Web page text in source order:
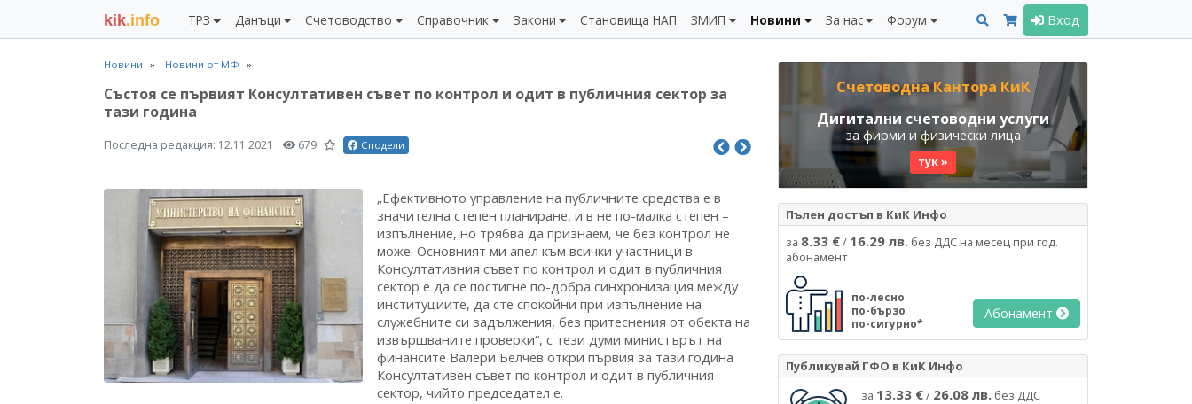
kik.info ТРЗ Данъци Счетоводство Справочник Закони Становища НАП ЗМИП Новини За нас Форум Вход
Новини Новини от МФ
Състоя се първият Консултативен съвет по контрол и одит в публичния сектор за
тази година
Последна редакция: 12.11.2021 679 Сподели
„Ефективното управление на публичните средства е в
значителна степен планиране, и в не по-малка степен –
изпълнение, но трябва да признаем, че без контрол не
може. Основният ми апел към всички участници в
Консултативния съвет по контрол и одит в публичния
сектор е да се постигне по-добра синхронизация между
институциите, да сте спокойни при изпълнение на
служебните си задължения, без притеснения от обекта на
извършваните проверки“, с тези думи министърът на
финансите Валери Белчев откри първия за тази година
Консултативен съвет по контрол и одит в публичния
сектор, чийто председател е.
Счетоводна Кантора КиК
Дигитални счетоводни услуги
за фирми и физически лица
тук »
Пълен достъп в КиК Инфо
за 8.33 €/ 16.29 лв. без ДДС на месец при год.
абонамент
по-лесно
по-бързо
по-сигурно*
Абонамент
Публикувай ГФО в КиК Инфо
за 13.33 €/ 26.08 лв. без ДДС